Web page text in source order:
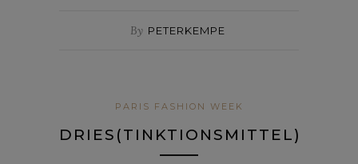
By PETERKEMPE
PARIS FASHION WEEK
DRIES(TINKTIONSMITTEL)